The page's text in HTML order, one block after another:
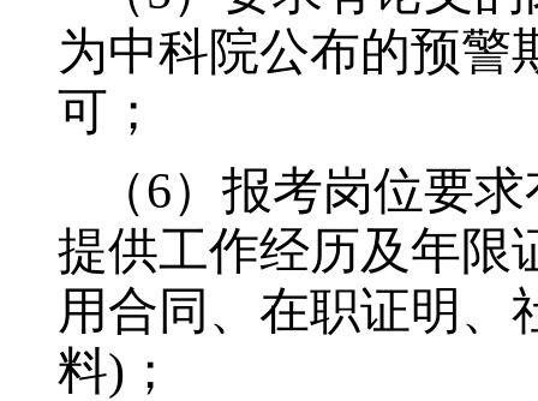
为中科院公布的预警
可；
（6） 报考岗位要
提供工作经历及年限
用合同、在职证明、
料)；